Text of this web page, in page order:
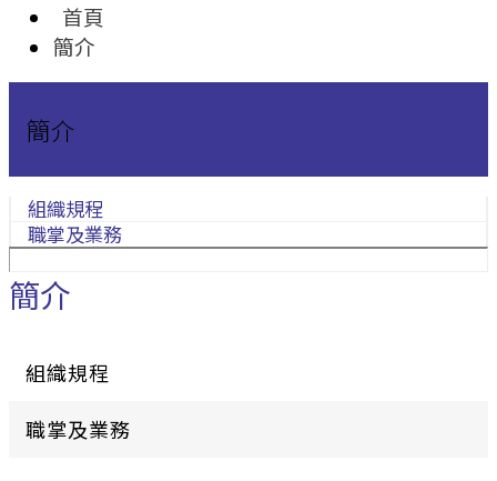
首頁
簡介
簡介
組織規程
職掌及業務
簡介
組織規程
職掌及業務